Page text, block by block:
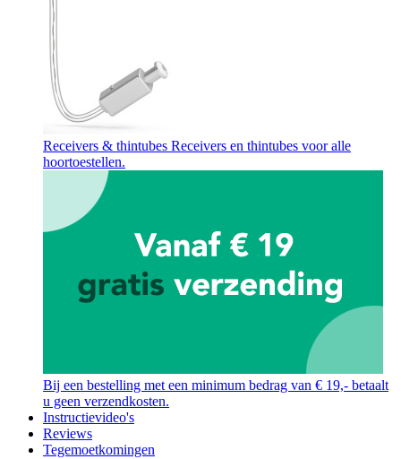
Receivers & thintubes Receivers en thintubes voor alle
hoortoestellen.
Bij een bestelling met een minimum bedrag van € 19,- betaalt
u geen verzendkosten.
Instructievideo's
Reviews
Tegemoetkomingen